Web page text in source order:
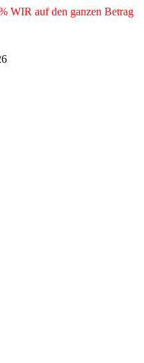
WIR auf den ganzen Betrag